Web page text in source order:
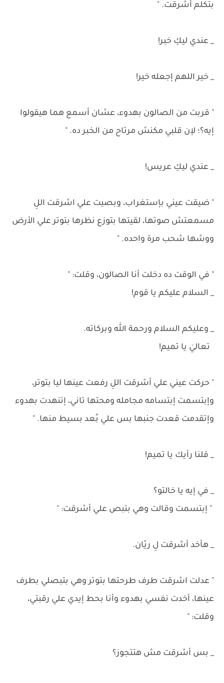
بتكلم أشرقت. "
_ عندي ليكِ خبر!
_ خير اللهم إجعله خير!
" قربت من الصالون بهدوء، عشان أسمع هما هيقولوا
إيه؟؛ لإن قلبي مكنش مرتاح من الخبر ده. "
_ عندي ليكِ عريس!
" ضيقت عيني بإستغراب، وبصيت علي اشرقت اللِ
مسمعتش صوتها، لقيتها بتوزع نظرها بتوتر علي الأرض
ووشها شحب مرة واحده. "
" في الوقت ده دخلت أنا الصالون، وقلت: "
_ السلام عليكم يا قوم!
_ وعليكم السلام ورحمة الله وبركاته.
تعاليٰ يا تميم!
" حركت عيني علي أشرقت اللِ رفعت عينها ليا بتوتر،
وإبتسمت إبتسامه مجامله ومحتها تاني، إتنهدت بهدوء
وإتقدمت قعدت جنبها بس علي بُعد بسيط منها. "
_ قلنا رأيك يا تميم!
_ في إيه يا خالتو؟
" إبتسمت وقالت وهي بتبص علي أشرقت: "
_ هأخد أشرقت لِ ريّان.
" عدلت اشرقت طرف طرحتها بتوتر وهي بتبصلي بطرف
عينها، أخدت نفسي بهدوء وأنا بحط إيدي علي رقبتي،
وقلت: "
_ بس أشرقت مش هتتجوز؟